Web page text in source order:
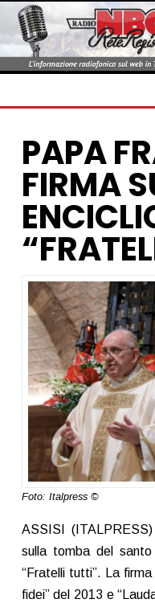
PAPA
FIRMA
Foto: Italpress ©
ASSISI
sulla tomba del
“Fratelli tutti”. La firma
fidei” del 2013 e